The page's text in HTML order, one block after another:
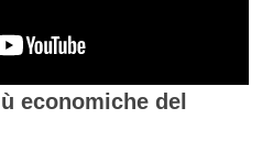
economiche del